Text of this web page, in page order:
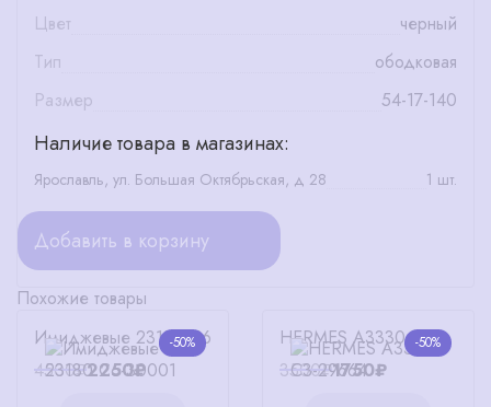
Цвет
черный
Тип
ободковая
Размер
54-17-140
Наличие товара в магазинах:
Ярославль, ул. Большая Октябрьская, д 28 1 шт.
Добавить в корзину
Похожие товары
-50%
Имиджевые 23180 С6
4500₽2250₽
-50%
HERMES A3330 C3
3500₽1750₽